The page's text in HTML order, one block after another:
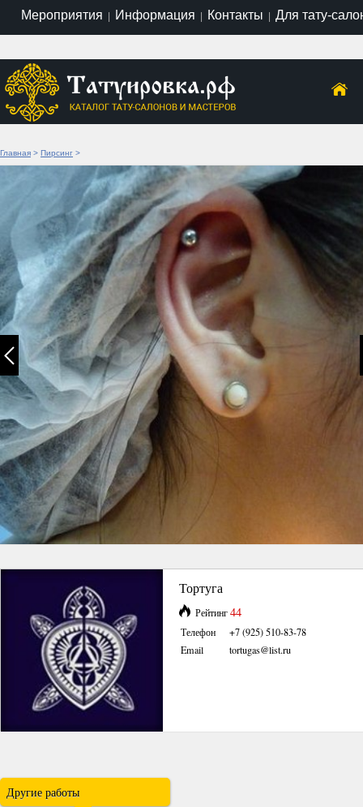
Мероприятия | Информация | Контакты | Для тату-
Главная > Пирсинг >
Тортуга
Рейтинг44
Телефон
+7 (925) 510-83-78
Email
tortugas@list.ru
Другие работы